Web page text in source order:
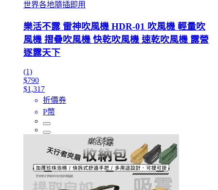
世界各地隨插即用
樂活不露 雷神吹風機 HDR-01 吹風機 輕量吹
風機 摺疊吹風機 快乾吹風機 速乾吹風機 露營
逐露天下
(1)
$790
$1,317
折價券
P幣